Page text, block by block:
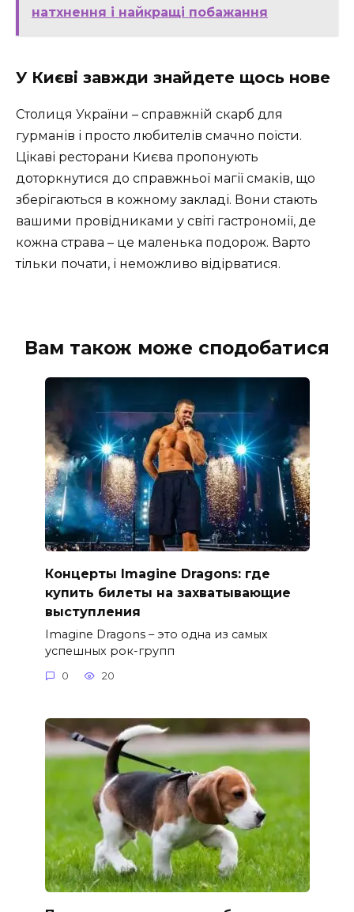
натхнення і найкращі побажання
У Києві завжди знайдете щось нове
Столиця України – справжній скарб для
гурманів і просто любителів смачно поїсти.
Цікаві ресторани Києва пропонують
доторкнутися до справжньої магії смаків, що
зберігаються в кожному закладі. Вони стають
вашими провідниками у світі гастрономії, де
кожна страва – це маленька подорож. Варто
тільки почати, і неможливо відірватися.
Вам також може сподобатися
Концерты Imagine Dragons: где
купить билеты на захватывающие
выступления
Imagine Dragons – это одна из самых
успешных рок-групп
0 20